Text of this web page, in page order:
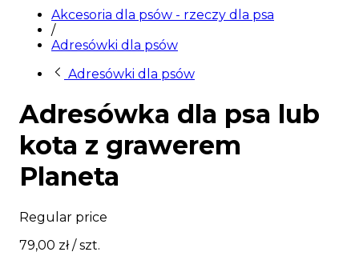
Akcesoria dla psów - rzeczy dla psa
/
Adresówki dla psów
Adresówki dla psów
Adresówka dla psa lub
kota z grawerem
Planeta
Regular price
79,00 zł/ szt.